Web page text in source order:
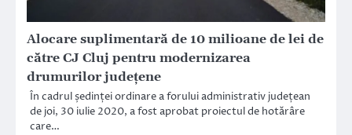
Alocare suplimentară de 10 milioane de lei de
către CJ Cluj pentru modernizarea
drumurilor județene
În cadrul ședinței ordinare a forului administrativ județean
de joi, 30 iulie 2020, a fost aprobat proiectul de hotărâre
care…